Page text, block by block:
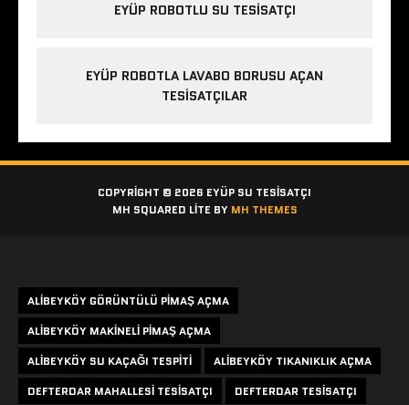
EYÜP ROBOTLU SU TESISATÇI
EYÜP ROBOTLA LAVABO BORUSU AÇAN
TESISATÇILAR
COPYRIGHT © 2026 EYÜP SU TESISATÇI
MH SQUARED LITE BY MH THEMES
ALIBEYKÖY GÖRÜNTÜLÜ PIMAŞ AÇMA
ALIBEYKÖY MAKINELI PIMAŞ AÇMA
ALIBEYKÖY SU KAÇAĞI TESPITI
ALIBEYKÖY TIKANIKLIK AÇMA
DEFTERDAR MAHALLESI TESISATÇI
DEFTERDAR TESISATÇI